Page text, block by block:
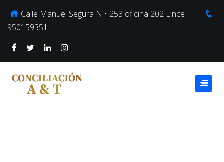
Calle Manuel Segura N • 253 oficina 202 Lince
950159351